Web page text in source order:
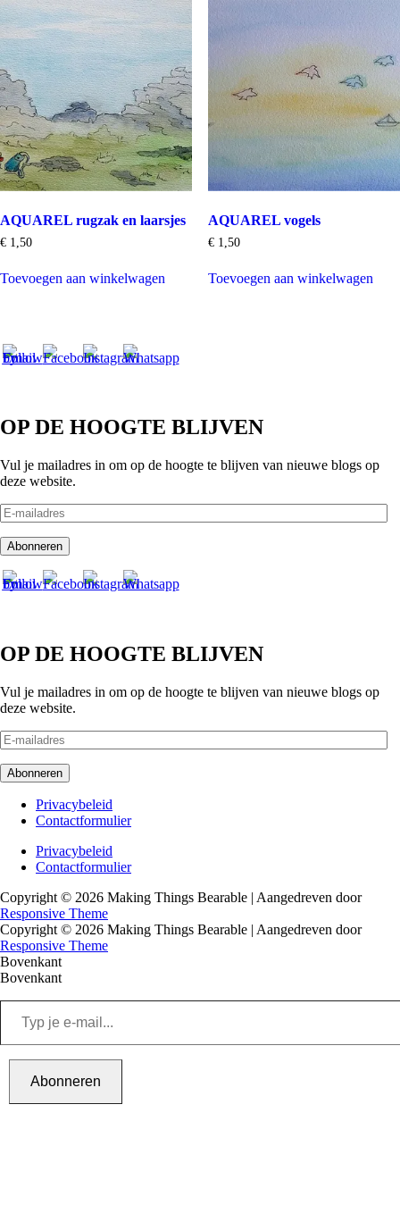
AQUAREL rugzak en laarsjes
€ 1,50
Toevoegen aan winkelwagen
AQUAREL vogels
€1,50
Toevoegen aan winkelwagen
OP DE HOOGTE BLIJVEN
Vul je mailadres in om op de hoogte te blijven van nieuwe blogs op
deze website.
E-
mailadres
Abonneren
OP DE HOOGTE BLIJVEN
Vul je mailadres in om op de hoogte te blijven van nieuwe blogs op
deze website.
E-
mailadres
Abonneren
Footer
menu
Privacybeleid
Contactformulier
Footer
menu
Privacybeleid
Contactformulier
Copyright © 2026 Making Things Bearable | Aangedreven door
Responsive Theme
Copyright © 2026 Making Things Bearable | Aangedreven door
Responsive Theme
Bovenkant
Bovenkant
Abonneren